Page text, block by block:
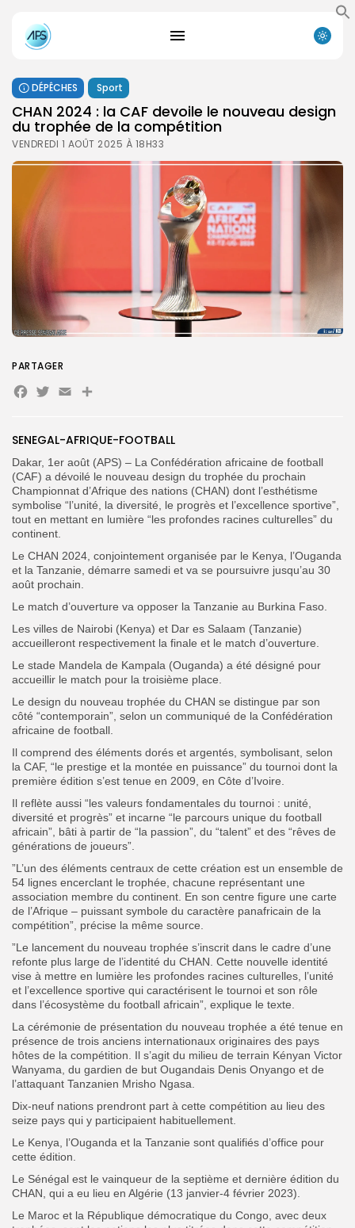
FR
DÉPÊCHES Sport
CHAN 2024 : la CAF devoile le nouveau design
du trophée de la compétition
VENDREDI 1 AOÛT 2025 À 18H33
SENEGAL-AFRIQUE-FOOTBALL
‎Dakar, 1er août (APS) – La Confédération africaine de football
(CAF) a dévoilé le nouveau design du trophée du prochain
Championnat d’Afrique des nations (CHAN) dont l’esthétisme
symbolise “l’unité, la diversité, le progrès et l’excellence sportive”,
tout en mettant en lumière “les profondes racines culturelles” du
continent.
‎Le CHAN 2024, conjointement organisée par le Kenya, l’Ouganda
et la Tanzanie, démarre samedi et va se poursuivre jusqu’au 30
août prochain.
Le match d’ouverture va opposer la Tanzanie au Burkina Faso.
Les villes de Nairobi (Kenya) et Dar es Salaam (Tanzanie)
accueilleront respectivement la finale et le match d’ouverture.
Le stade Mandela de Kampala (Ouganda) a été désigné pour
accueillir le match pour la troisième place.
‎Le design du nouveau trophée du CHAN se distingue par son
côté “contemporain”, selon un communiqué de la Confédération
africaine de football.
Il comprend des éléments dorés et argentés, symbolisant, selon
la CAF, “le prestige et la montée en puissance” du tournoi dont la
première édition s’est tenue en 2009, en Côte d’Ivoire.
‎‎Il reflète aussi “les valeurs fondamentales du tournoi : unité,
diversité et progrès” et incarne “le parcours unique du football
africain”, bâti à partir de “la passion”, du “talent” et des “rêves de
générations de joueurs”.
‎‎”L’un des éléments centraux de cette création est un ensemble de
54 lignes encerclant le trophée, chacune représentant une
association membre du continent. En son centre figure une carte
de l’Afrique – puissant symbole du caractère panafricain de la
compétition”, précise la même source.
‎‎”Le lancement du nouveau trophée s’inscrit dans le cadre d’une
refonte plus large de l’identité du CHAN. Cette nouvelle identité
vise à mettre en lumière les profondes racines culturelles, l’unité
et l’excellence sportive qui caractérisent le tournoi et son rôle
dans l’écosystème du football africain”, explique le texte.
‎‎La cérémonie de présentation du nouveau trophée a été tenue en
présence de trois anciens internationaux originaires des pays
hôtes de la compétition. Il s’agit du milieu de terrain Kényan Victor
Wanyama, du gardien de but Ougandais Denis Onyango et de
l’attaquant Tanzanien Mrisho Ngasa.
Dix-neuf nations prendront part à cette compétition au lieu des
seize pays qui y participaient habituellement.
‎Le Kenya, l’Ouganda et la Tanzanie sont qualifiés d’office pour
cette édition.
‎Le Sénégal est le vainqueur de la septième et dernière édition du
CHAN, qui a eu lieu en Algérie (13 janvier-4 février 2023).
‎Le Maroc et la République démocratique du Congo, avec deux
PARTAGER
Facebook
Twitter
EmailPartager